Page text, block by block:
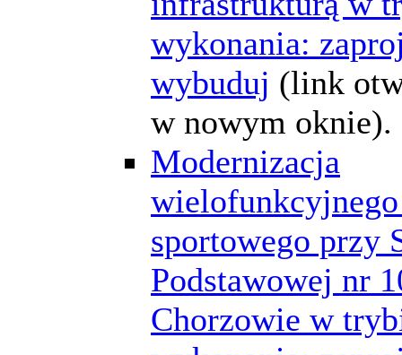
wykonania:
wybuduj (link
w nowym oknie).
Modernizacja
sportowego przy
Podstawowej nr
Chorzowie w